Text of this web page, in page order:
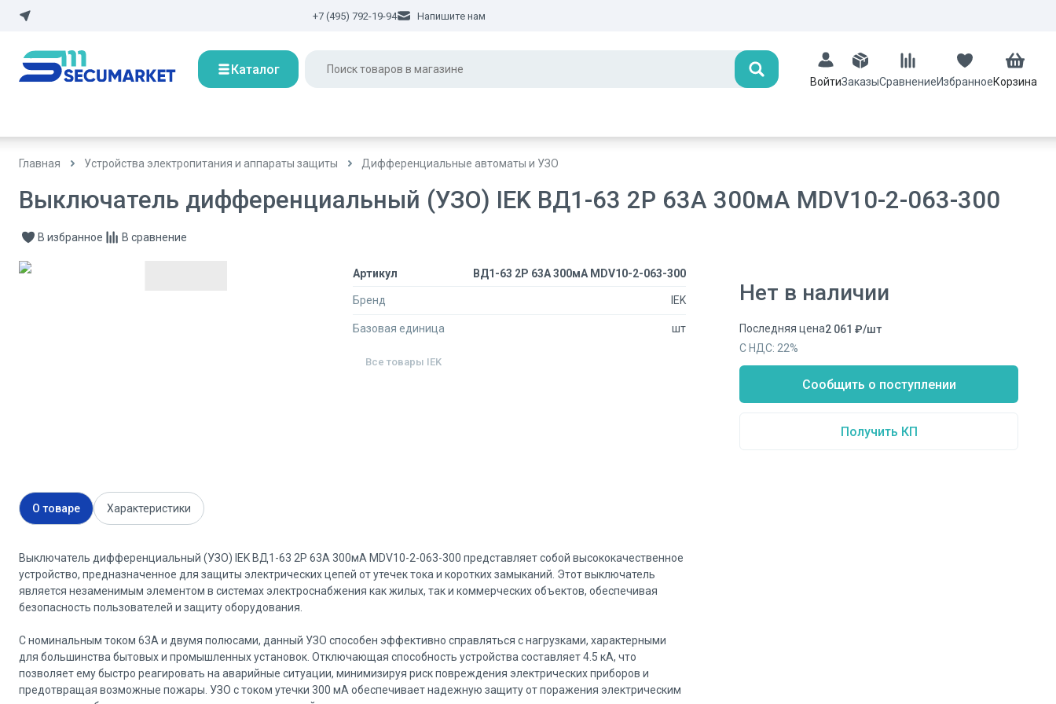
+7 (495) 792-19-94 Напишите нам
Каталог Поиск
ВойтиЗаказыСравнениеИзбранноеКорзина
Главная Устройства электропитания и аппараты защиты Дифференциальные автоматы и УЗО
Выключатель дифференциальный (УЗО) IEK ВД1-63 2Р 63А 300мА MDV10-2-063-300
В избранное В сравнение
Артикул ВД1-63 2Р 63А 300мА MDV10-2-063-300
Бренд IEK
Базовая единица шт
Все товары IEK
О товаре Характеристики
Выключатель дифференциальный (УЗО) IEK ВД1-63 2Р 63А 300мА MDV10-2-063-300 представляет собой высококачественное
устройство, предназначенное для защиты электрических цепей от утечек тока и коротких замыканий. Этот выключатель
является незаменимым элементом в системах электроснабжения как жилых, так и коммерческих объектов, обеспечивая
безопасность пользователей и защиту оборудования.
С номинальным током 63А и двумя полюсами, данный УЗО способен эффективно справляться с нагрузками, характерными
для большинства бытовых и промышленных установок. Отключающая способность устройства составляет 4.5 кА, что
позволяет ему быстро реагировать на аварийные ситуации, минимизируя риск повреждения электрических приборов и
предотвращая возможные пожары. УЗО с током утечки 300 мА обеспечивает надежную защиту от поражения электрическим
Нет в наличии
Последняя цена2 061 ₽/шт
С НДС: 22%
Сообщить о поступлении
Получить КП